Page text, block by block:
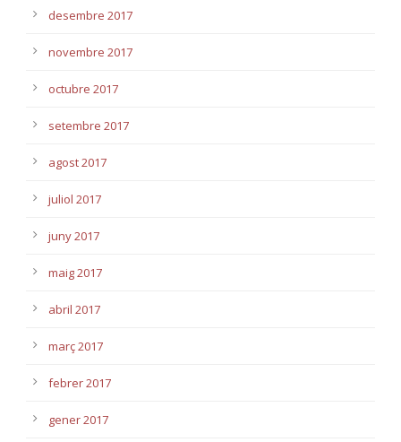
desembre 2017
novembre 2017
octubre 2017
setembre 2017
agost 2017
juliol 2017
juny 2017
maig 2017
abril 2017
març 2017
febrer 2017
gener 2017